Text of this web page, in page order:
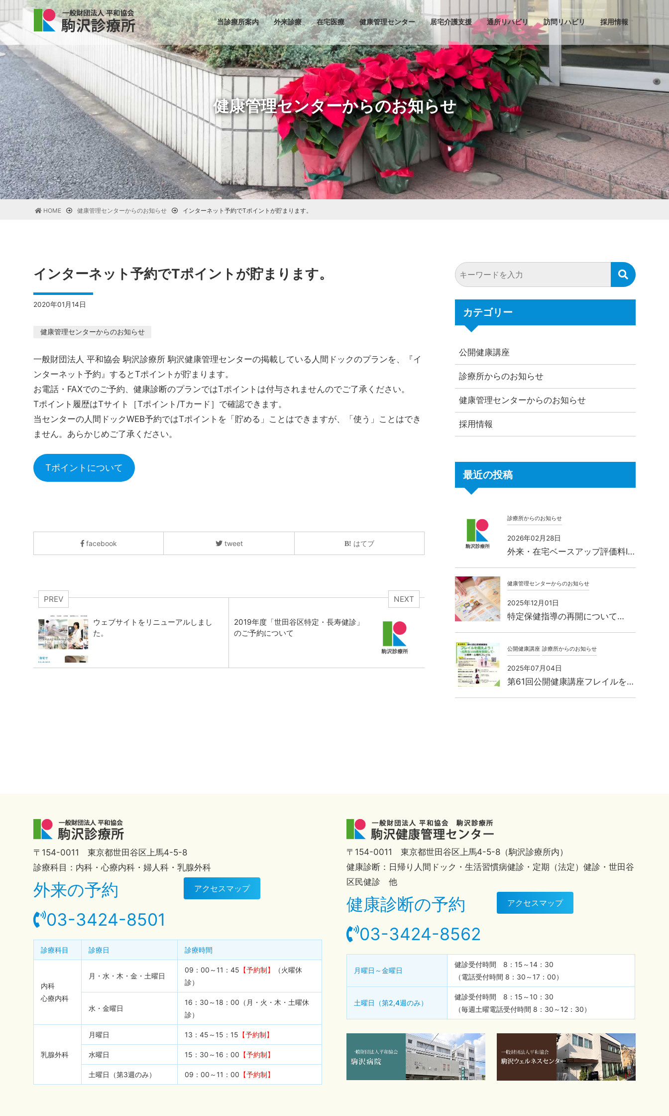
当診療所案内 外来診療 在宅医療 健康管理センター 居宅介護支援 通所リハビリ 訪問リハビリ 採用情報
健康管理センターからのお知らせ
HOME 健康管理センターからのお知らせ インターネット予約でTポイントが貯まります。
インターネット予約でTポイントが貯まります。
2020年01月14日
健康管理センターからのお知らせ
一般財団法人 平和協会 駒沢診療所 駒沢健康管理センターの掲載している人間ドックのプランを、『イ
ンターネット予約』するとTポイントが貯まります。
お電話・FAXでのご予約、健康診断のプランではTポイントは付与されませんのでご了承ください。
Tポイント履歴はTサイト［Tポイント/Tカード］で確認できます。
当センターの人間ドックWEB予約ではTポイントを「貯める」ことはできますが、「使う」ことはでき
ません。あらかじめご了承ください。
Tポイントについて
facebook tweet はてブ
PREV
ウェブサイトをリニューアルしまし
た。
NEXT
2019年度「世田谷区特定・長寿健診」
のご予約について
カテゴリー
公開健康講座
診療所からのお知らせ
健康管理センターからのお知らせ
採用情報
最近の投稿
診療所からのお知らせ
2026年02月28日
外来・在宅ベースアップ評価料Ⅰ…
健康管理センターからのお知らせ
2025年12月01日
特定保健指導の再開について…
公開健康講座 診療所からのお知らせ
2025年07月04日
第61回公開健康講座フレイルを…
〒154-0011 東京都世田谷区上馬4-5-8
診療科目：内科・心療内科・婦人科・乳腺外科
外来の予約
03-3424-8501
アクセスマップ
診療科目 診療日 診療時間
内科
心療内科
月・水・木・金・土曜日
09：00～11：45 【予約制】
（火曜休
診）
水・金曜日
16：30～18：00（月・火・木・土曜休
診）
乳腺外科
月曜日 13：45～15：15 【予約制】
水曜日 15：30～16：00 【予約制】
土曜日（第3週のみ） 09：00～11：00 【予約制】
〒154-0011 東京都世田谷区上馬4-5-8（駒沢診療所内）
健康診断：日帰り人間ドック・生活習慣病健診・定期（法定）健診・世田谷
区民健診 他
健康診断の予約
03-3424-8562
アクセスマップ
月曜日～金曜日
健診受付時間 8：15～14：30
（電話受付時間 8：30～17：00）
土曜日（第2,4週のみ）
健診受付時間 8：15～10：30
（毎週土曜電話受付時間 8：30～12：30）